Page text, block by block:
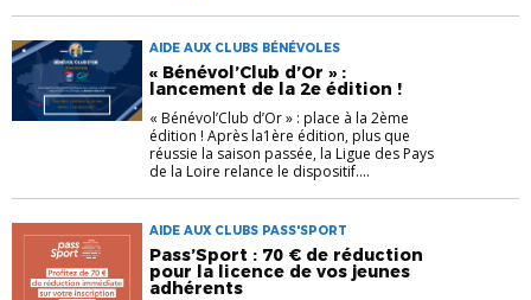
AIDE AUX CLUBS BÉNÉVOLES
« Bénévol’Club d’Or » :
lancement de la 2e édition !
« Bénévol’Club d’Or » : place à la 2ème
édition ! Après la1ère édition, plus que
réussie la saison passée, la Ligue des Pays
de la Loire relance le dispositif....
AIDE AUX CLUBS PASS'SPORT
Pass’Sport : 70 € de réduction
pour la licence de vos jeunes
adhérents